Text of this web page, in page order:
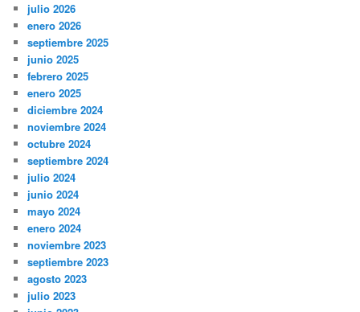
julio 2026
enero 2026
septiembre 2025
junio 2025
febrero 2025
enero 2025
diciembre 2024
noviembre 2024
octubre 2024
septiembre 2024
julio 2024
junio 2024
mayo 2024
enero 2024
noviembre 2023
septiembre 2023
agosto 2023
julio 2023